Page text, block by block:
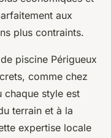
aux
plus contraints.
piscine Périgueux
comme chez
chaque style est
terrain et à la
expertise locale